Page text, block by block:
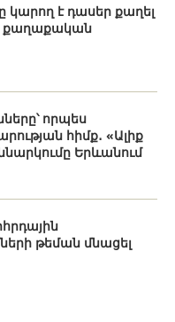
է դասեր քաղել
որպես
հիմք․ «Ալիք
Երևանում
թեման մնացել